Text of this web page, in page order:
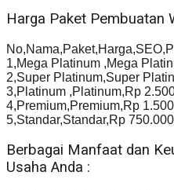
Harga Paket Pembuatan
1,Mega Platinum ,Mega
2,Super Platinum,Super
3,Platinum ,Platinum,Rp
4,Premium,Premium,Rp
5,Standar,Standar,Rp
Berbagai Manfaat dan
Usaha Anda :